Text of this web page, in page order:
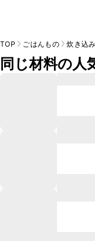
TOP ごはんもの 炊き込
同じ材料の人